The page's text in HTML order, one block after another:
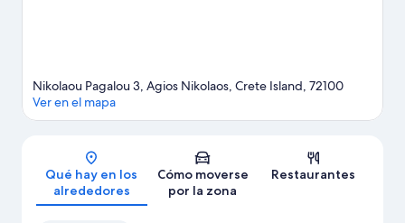
Mapa
Nikolaou Pagalou 3, Agios Nikolaos, Crete Island, 72100
Ver en el mapa
Qué hay en los
alrededores
Cómo moverse
por la zona
Restaurantes